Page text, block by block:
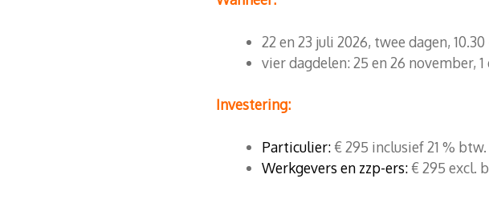
22 en 23 juli 2026, twee dagen,
vier dagdelen: 25 en 26 november,
Investering:
Particulier:€ 295 inclusief 21 % btw.
Werkgevers en zzp-ers:€ 295 excl.